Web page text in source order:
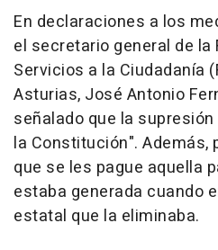
En declaraciones a los
el secretario general de la
Servicios a la Ciudadanía
Asturias, José Antonio
señalado que la
la Constitución". Además,
que se les pague aquella
estaba generada cuando
estatal que la eliminaba.